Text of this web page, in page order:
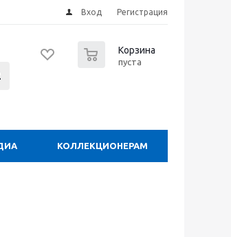
Вход Регистрация
Корзина
пуста
КОЛЛЕКЦИОНЕРАМ